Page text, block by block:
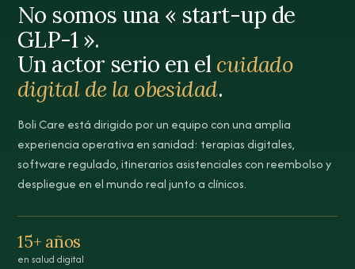
No somos una « start-up de
GLP-1 ».
Un actor serio en el cuidado
digital de la obesidad.
Boli Care está dirigido por un equipo con una amplia
experiencia operativa en sanidad: terapias digitales,
software regulado, itinerarios asistenciales con reembolso y
despliegue en el mundo real junto a clínicos.
15+ años
en salud digital